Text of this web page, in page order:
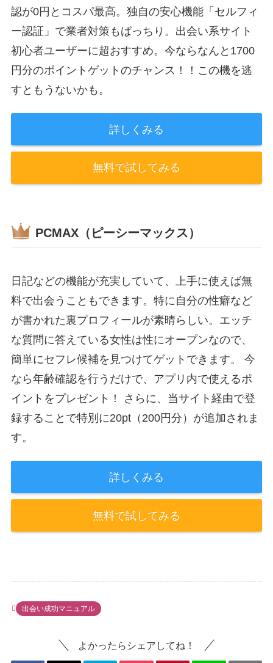
認が0円とコスパ最高。独自の安心機能「セルフィ
ー認証」で業者対策もばっちり。出会い系サイト
初心者ユーザーに超おすすめ。今ならなんと1700
円分のポイントゲットのチャンス！！この機を逃
すともうないかも。
詳しくみる
無料で試してみる
PCMAX（ピーシーマックス）
日記などの機能が充実していて、上手に使えば無
料で出会うこともできます。特に自分の性癖など
が書かれた裏プロフィールが素晴らしい。エッチ
な質問に答えている女性は性にオープンなので、
簡単にセフレ候補を見つけてゲットできます。 今
なら年齢確認を行うだけで、アプリ内で使えるポ
イントをプレゼント！ さらに、当サイト経由で登
録することで特別に20pt（200円分）が追加されま
す。
詳しくみる
無料で試してみる
出会い成功マニュアル
よかったらシェアしてね！